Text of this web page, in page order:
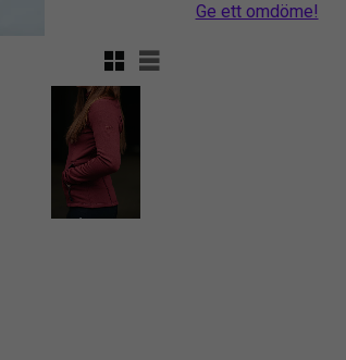
Rutnätsvy
Listvy
Ge ett omdöme!